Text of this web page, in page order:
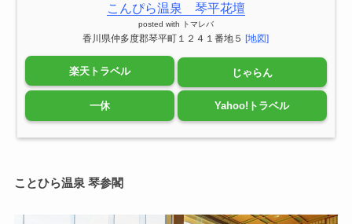
こんぴら温泉 琴平花壇
posted with トマレバ
香川県仲多度郡琴平町１２４１番地５ [地図]
楽天トラベル じゃらん
一休 Yahoo!トラベル
ことひら温泉 琴参閣